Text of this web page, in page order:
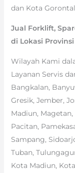
dan Kota
Jual Forklift,
di Lokasi
Wilayah Kami
Layanan Servis
Bangkalan,
Gresik, Jember,
Madiun,
Pacitan,
Sampang,
Tuban,
Kota Madiun,